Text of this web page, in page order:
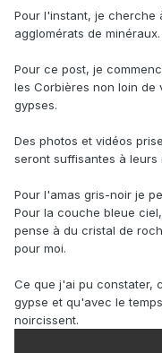
Pour l'instant, je cherche
agglomérats de minéraux.
Pour ce post, je
les Corbières non loin de
gypses.
Des photos et vidéos
seront suffisantes à leurs
Pour l'amas gris-noir je
Pour la couche bleue
pense à du cristal de
pour moi.
Ce que j'ai pu constater,
gypse et qu'avec le
noircissent.